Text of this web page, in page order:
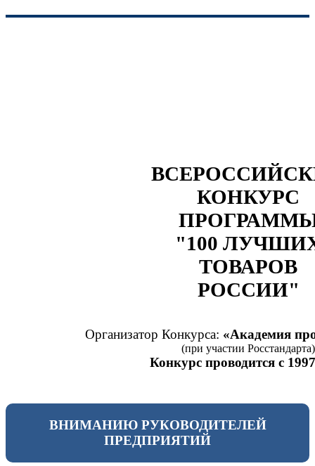
КОНКУРС
"100
ТОВАРОВ
РОССИИ"
Организатор Конкурса: «Академия
(при участии Росстандарта)
Конкурс проводится с
ВНИМАНИЮ РУКОВОДИТЕЛЕЙ
ПРЕДПРИЯТИЙ